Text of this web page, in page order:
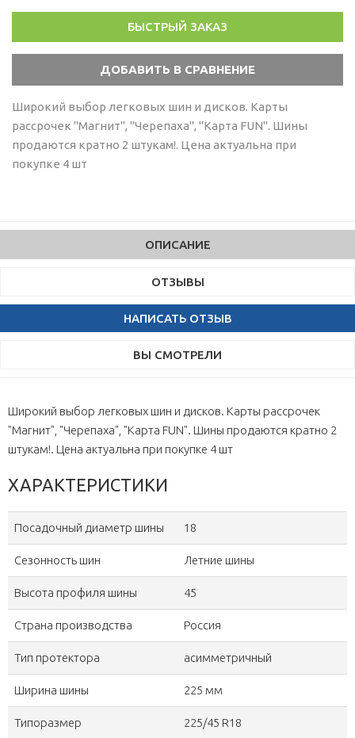
БЫСТРЫЙ ЗАКАЗ
Широкий выбор легковых шин и дисков. Карты
рассрочек "Магнит", "Черепаха", "Карта FUN". Шины
продаются кратно 2 штукам!. Цена актуальна при
покупке 4 шт
ОПИСАНИЕ
ОТЗЫВЫ
НАПИСАТЬ ОТЗЫВ
ВЫ СМОТРЕЛИ
Широкий выбор легковых шин и дисков. Карты рассрочек
"Магнит", "Черепаха", "Карта FUN". Шины продаются кратно 2
штукам!. Цена актуальна при покупке 4 шт
ХАРАКТЕРИСТИКИ
Посадочный диаметр шины 18
Сезонность шин Летние шины
Высота профиля шины 45
Страна производства Россия
Тип протектора асимметричный
Ширина шины 225 мм
Типоразмер 225/45 R18